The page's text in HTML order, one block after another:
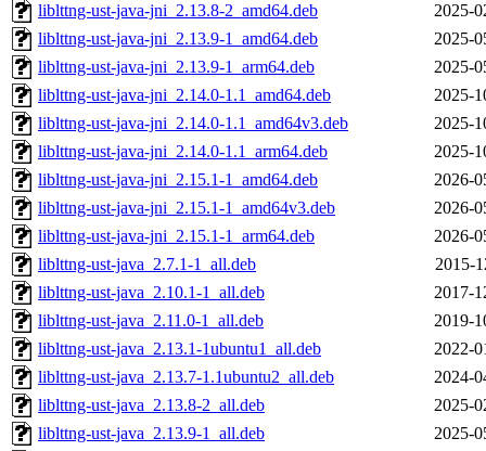
liblttng-ust-java-jni_2.13.8-2_amd64.deb
2025-
liblttng-ust-java-jni_2.13.9-1_amd64.deb
2025-
liblttng-ust-java-jni_2.13.9-1_arm64.deb
2025-
liblttng-ust-java-jni_2.14.0-1.1_amd64.deb
2025-
liblttng-ust-java-jni_2.14.0-1.1_amd64v3.deb
2025-
liblttng-ust-java-jni_2.14.0-1.1_arm64.deb
2025-
liblttng-ust-java-jni_2.15.1-1_amd64.deb
2026-
liblttng-ust-java-jni_2.15.1-1_amd64v3.deb
2026-
liblttng-ust-java-jni_2.15.1-1_arm64.deb
2026-
liblttng-ust-java_2.7.1-1_all.deb
2015-
liblttng-ust-java_2.10.1-1_all.deb
2017-
liblttng-ust-java_2.11.0-1_all.deb
2019-
liblttng-ust-java_2.13.1-1ubuntu1_all.deb
2022-
liblttng-ust-java_2.13.7-1.1ubuntu2_all.deb
2024-
liblttng-ust-java_2.13.8-2_all.deb
2025-
liblttng-ust-java_2.13.9-1_all.deb
2025-